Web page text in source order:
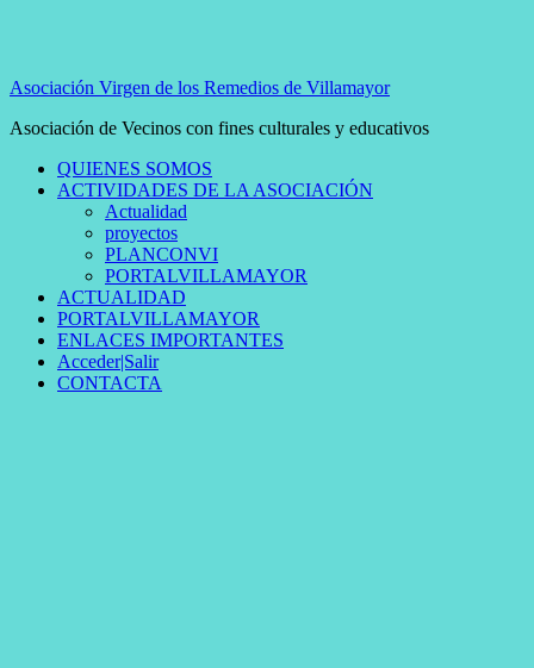
Asociación Virgen de los Remedios de Villamayor
Asociación de Vecinos con fines culturales y educativos
QUIENES SOMOS
ACTIVIDADES DE LA ASOCIACIÓN
Actualidad
proyectos
PLANCONVI
PORTALVILLAMAYOR
ACTUALIDAD
PORTALVILLAMAYOR
ENLACES IMPORTANTES
Acceder|Salir
CONTACTA